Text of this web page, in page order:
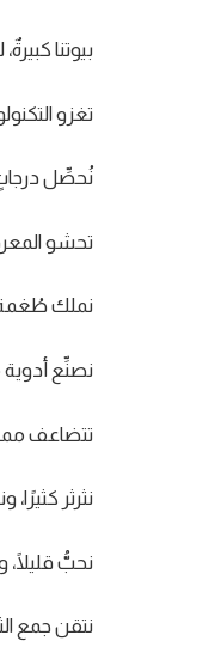
بيوتنا
تغزو
نُحصِّل
تحشو
نملك طُغمة
نصنِّع
تتضاعف
نثرثر
نحبُّ قليلًا،
نتقن جمع